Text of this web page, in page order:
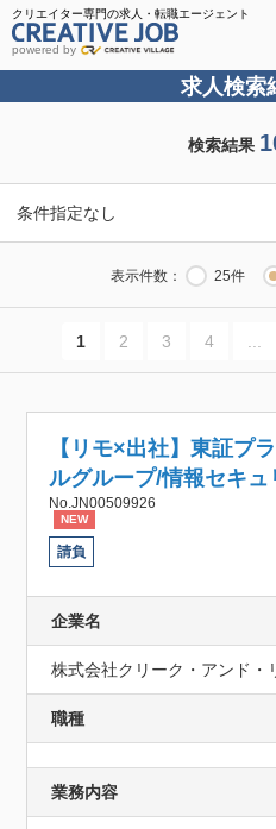
クリエイター専門の求人・転職エージェント
powered by
求人検索
検索結果
条件指定なし
表示件数： 25件
1 2 3 4
【リモ×出社】東証プ
ルグループ/情報セキ
No.JN00509926
NEW
請負
企業名
株式会社クリーク・アンド・
職種
業務内容